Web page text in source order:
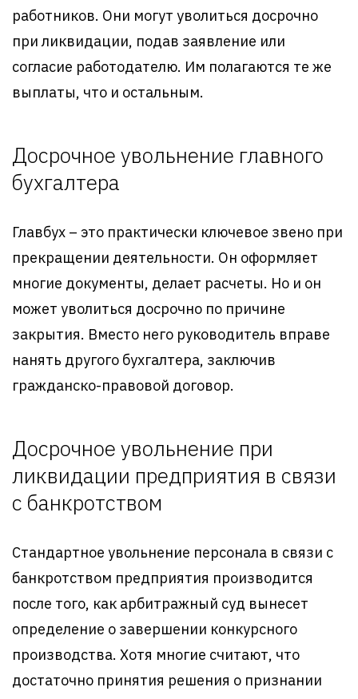
работников. Они могут уволиться досрочно
при ликвидации, подав заявление или
согласие работодателю. Им полагаются те же
выплаты, что и остальным.
Досрочное увольнение главного
бухгалтера
Главбух – это практически ключевое звено при
прекращении деятельности. Он оформляет
многие документы, делает расчеты. Но и он
может уволиться досрочно по причине
закрытия. Вместо него руководитель вправе
нанять другого бухгалтера, заключив
гражданско-правовой договор.
Досрочное увольнение при
ликвидации предприятия в связи
с банкротством
Стандартное увольнение персонала в связи с
банкротством предприятия производится
после того, как арбитражный суд вынесет
определение о завершении конкурсного
производства. Хотя многие считают, что
достаточно принятия решения о признании